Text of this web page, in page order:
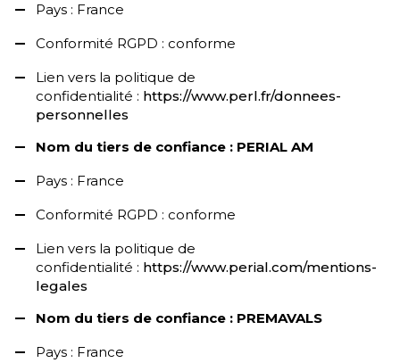
Pays : France
Conformité RGPD : conforme
Lien vers la politique de
confidentialité : https://www.perl.fr/donnees-
personnelles
Nom du tiers de confiance : PERIAL AM
Pays : France
Conformité RGPD : conforme
Lien vers la politique de
confidentialité : https://www.perial.com/mentions-
legales
Nom du tiers de confiance : PREMAVALS
Pays : France